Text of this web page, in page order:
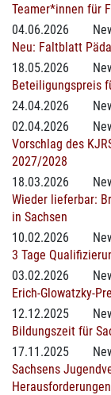
Teamer*innen für
04.06.2026
Neu: Faltblatt
18.05.2026
Beteiligungspreis
24.04.2026
02.04.2026
Vorschlag des
2027/2028
18.03.2026
Wieder lieferbar:
in Sachsen
10.02.2026
3 Tage
03.02.2026
Erich-Glowatzky-
12.12.2025
Bildungszeit für
17.11.2025
Sachsens